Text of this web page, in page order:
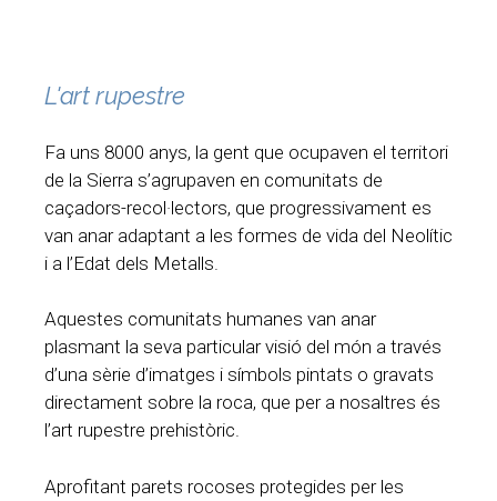
L'art rupestre
Fa uns 8000 anys, la gent que ocupaven el territori
de la Sierra s’agrupaven en comunitats de
caçadors-recol·lectors, que progressivament es
van anar adaptant a les formes de vida del Neolític
i a l’Edat dels Metalls.
Aquestes comunitats humanes van anar
plasmant la seva particular visió del món a través
d’una sèrie d’imatges i símbols pintats o gravats
directament sobre la roca, que per a nosaltres és
l’art rupestre prehistòric.
Aprofitant parets rocoses protegides per les